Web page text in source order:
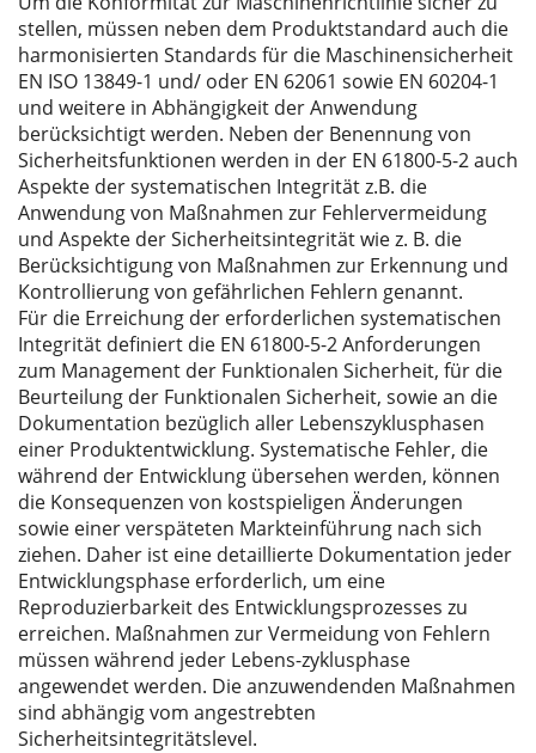
stellen, müssen neben dem Produktstandard auch die
harmonisierten Standards für die Maschinensicherheit
EN ISO 13849-1 und/ oder EN 62061 sowie EN 60204-1
und weitere in Abhängigkeit der Anwendung
berücksichtigt werden. Neben der Benennung von
Sicherheitsfunktionen werden in der EN 61800-5-2 auch
Aspekte der systematischen Integrität z.B. die
Anwendung von Maßnahmen zur Fehlervermeidung
und Aspekte der Sicherheitsintegrität wie z. B. die
Berücksichtigung von Maßnahmen zur Erkennung und
Kontrollierung von gefährlichen Fehlern genannt.
Für die Erreichung der erforderlichen systematischen
Integrität definiert die EN 61800-5-2 Anforderungen
zum Management der Funktionalen Sicherheit, für die
Beurteilung der Funktionalen Sicherheit, sowie an die
Dokumentation bezüglich aller Lebenszyklusphasen
einer Produktentwicklung. Systematische Fehler, die
während der Entwicklung übersehen werden, können
die Konsequenzen von kostspieligen Änderungen
sowie einer verspäteten Markteinführung nach sich
ziehen. Daher ist eine detaillierte Dokumentation jeder
Entwicklungsphase erforderlich, um eine
Reproduzierbarkeit des Entwicklungsprozesses zu
erreichen. Maßnahmen zur Vermeidung von Fehlern
müssen während jeder Lebens-zyklusphase
angewendet werden. Die anzuwendenden Maßnahmen
sind abhängig vom angestrebten
Sicherheitsintegritätslevel.